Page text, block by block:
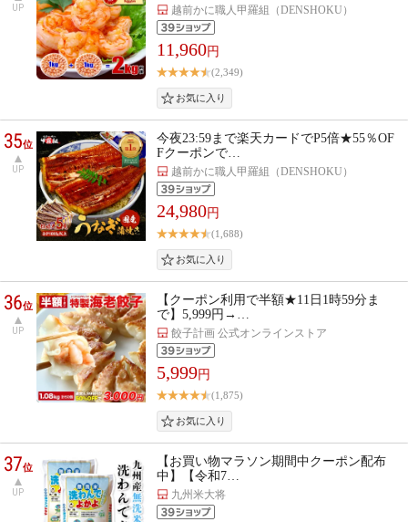
UP 越前かに職人甲羅組（DENSHOKU）
11,960円
(2,349)
35位
UP
今夜23:59まで楽天カードでP5倍★55％OF
Fクーポンで…
越前かに職人甲羅組（DENSHOKU）
24,980円
(1,688)
36位
UP
【クーポン利用で半額★11日1時59分ま
で】5,999円→…
餃子計画 公式オンラインストア
5,999円
(1,875)
37位
UP
【お買い物マラソン期間中クーポン配布
中】【令和7…
九州米大将